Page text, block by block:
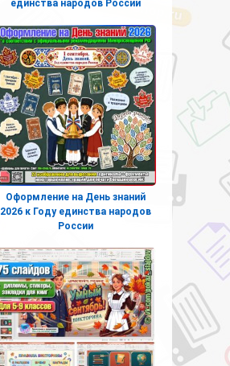
единства народов России
Оформление на День знаний
2026 к Году единства народов
России